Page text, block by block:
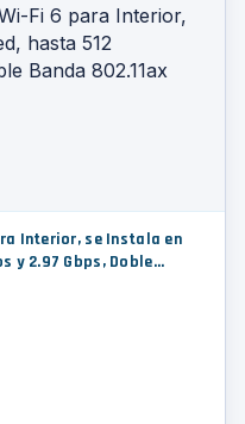
Interior, se Instala en
y 2.97 Gbps, Doble